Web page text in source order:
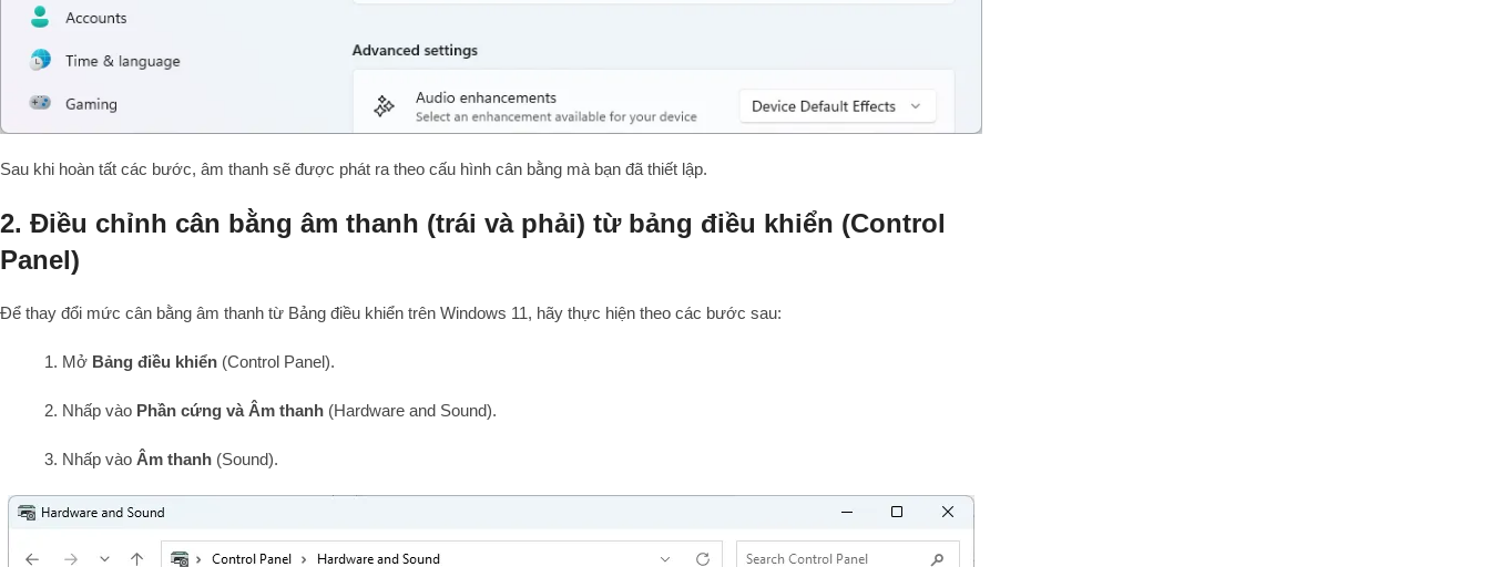
Sau khi hoàn tất các bước, âm thanh sẽ được phát ra theo cấu hình cân bằng mà bạn đã thiết lập.
2. Điều chỉnh cân bằng âm thanh (trái và phải) từ bảng điều khiển (Control
Panel)
Để thay đổi mức cân bằng âm thanh từ Bảng điều khiển trên Windows 11, hãy thực hiện theo các bước sau:
1. Mở Bảng điều khiển (Control Panel).
2. Nhấp vào Phần cứng và Âm thanh (Hardware and Sound).
3. Nhấp vào Âm thanh (Sound).